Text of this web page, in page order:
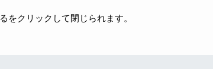
をクリックして閉じられます。